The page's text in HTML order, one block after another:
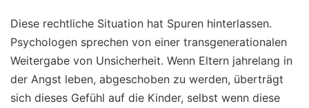
Diese rechtliche Situation hat Spuren hinterlassen.
Psychologen sprechen von einer transgenerationalen
Weitergabe von Unsicherheit. Wenn Eltern jahrelang in
der Angst leben, abgeschoben zu werden, überträgt
sich dieses Gefühl auf die Kinder, selbst wenn diese